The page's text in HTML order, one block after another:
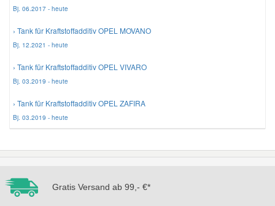
Bj. 06.2017 - heute
› Tank für Kraftstoffadditiv OPEL MOVANO
Bj. 12.2021 - heute
› Tank für Kraftstoffadditiv OPEL VIVARO
Bj. 03.2019 - heute
› Tank für Kraftstoffadditiv OPEL ZAFIRA
Bj. 03.2019 - heute
Gratis Versand ab 99,- €*
Lancia Ersatzteile
Mazda Ersatzteile
Mercedes Ersatzteile
Mini Ersatzteile
Mitsubishi Ersatzteile
Nissan Ersatzteile